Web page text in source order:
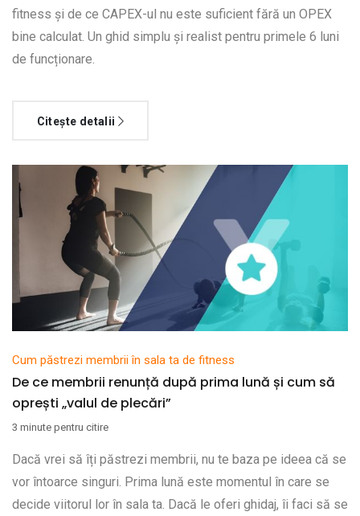
fitness și de ce CAPEX-ul nu este suficient fără un OPEX
bine calculat. Un ghid simplu și realist pentru primele 6 luni
de funcționare.
Citește detalii
Cum păstrezi membrii în sala ta de fitness
De ce membrii renunță după prima lună și cum să
oprești „valul de plecări”
3 minute pentru citire
Dacă vrei să îți păstrezi membrii, nu te baza pe ideea că se
vor întoarce singuri. Prima lună este momentul în care se
decide viitorul lor în sala ta. Dacă le oferi ghidaj, îi faci să se